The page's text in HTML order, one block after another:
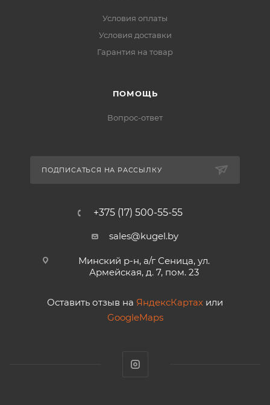
Условия оплаты
Условия доставки
Гарантия на товар
ПОМОЩЬ
Вопрос-ответ
ПОДПИСАТЬСЯ НА РАССЫЛКУ
+375 (17) 500-55-55
sales@kugel.by
Минский р-н, а/г Сеница, ул.
Армейская, д. 7, пом. 23
Оставить отзыв на ЯндексКартах или
GoogleMaps